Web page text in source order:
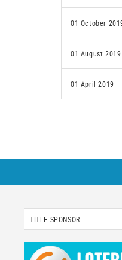
01 October
01 August 2019
01 April 2019
TITLE SPONSOR